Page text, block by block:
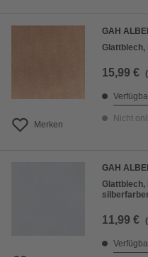
Merken
GAH
Glattblech,
15,99 €
Nicht
GAH
Glattblech,
11,99 €